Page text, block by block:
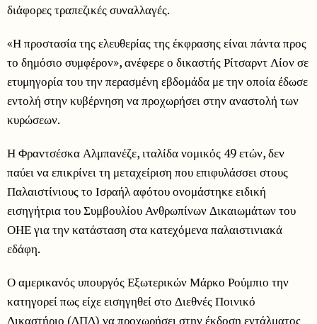
διάφορες τραπεζικές συναλλαγές.
«Η προστασία της ελευθερίας της έκφρασης είναι πάντα προς
το δημόσιο συμφέρον», ανέφερε ο δικαστής Ρίτσαρντ Λίον σε
ετυμηγορία του την περασμένη εβδομάδα με την οποία έδωσε
εντολή στην κυβέρνηση να προχωρήσει στην αναστολή των
κυρώσεων.
Η Φραντσέσκα Αλμπανέζε, ιταλίδα νομικός 49 ετών, δεν
παύει να επικρίνει τη μεταχείριση που επιφυλάσσει στους
Παλαιστίνιους το Ισραήλ αφότου ονομάστηκε ειδική
εισηγήτρια του Συμβουλίου Ανθρωπίνων Δικαιωμάτων του
ΟΗΕ για την κατάσταση στα κατεχόμενα παλαιστινιακά
εδάφη.
Ο αμερικανός υπουργός Εξωτερικών Μάρκο Ρούμπιο την
κατηγορεί πως είχε εισηγηθεί στο Διεθνές Ποινικό
Δικαστήριο (ΔΠΔ) να προχωρήσει στην έκδοση εντάλματος